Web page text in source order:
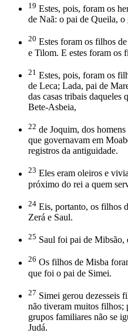
19 Estes, pois, foram os
de Naã: o pai de Queila, o
20 Estes foram os filhos
e Tilom. E estes foram os
21 Estes, pois, foram os
de Leca; Lada, pai de
das casas tribais daqueles
Bete-Asbeia,
22 de Joquim, dos homens
que governavam em
registros da antiguidade.
23 Eles eram oleiros e
próximo do rei a quem
24 Eis, portanto, os filhos
Zerá e Saul.
25 Saul foi pai de Mibsão,
26 Os filhos de Misba
que foi o pai de Simei.
27 Simei gerou dezesseis
não tiveram muitos filhos;
grupos familiares não se
Judá.